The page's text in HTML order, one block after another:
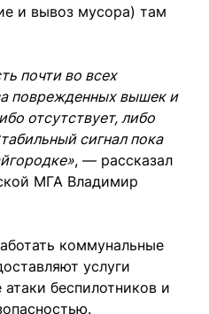
и вывоз мусора) там
почти во всех
поврежденных вышек и
отсутствует, либо
сигнал пока
, — рассказал
МГА Владимир
коммунальные
услуги
беспилотников и